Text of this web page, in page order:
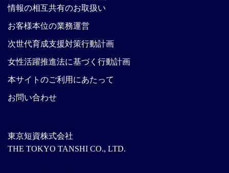
東京短資株式会社
THE TOKYO TANSHI CO., LTD.
情報の相互共有のお取扱い
お客様本位の業務運営
次世代育成支援対策行動計画
女性活躍推進法に基づく行動計画
本サイトのご利用にあたって
お問い合わせ